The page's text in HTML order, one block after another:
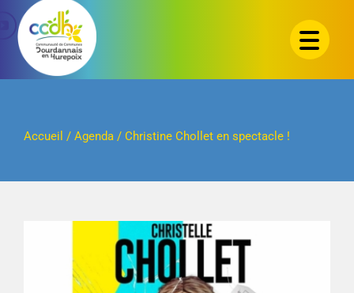
Passer
contenu
Accueil / Agenda/ Christine Chollet en spectacle !